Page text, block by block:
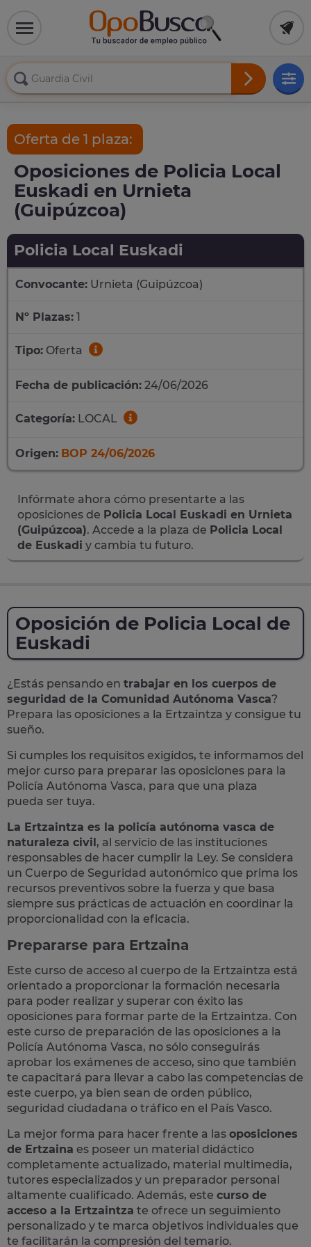
Oferta de 1 plaza:
Oposiciones de Policia Local
Euskadi en Urnieta
(Guipúzcoa)
Policia Local Euskadi
Convocante: Urnieta (Guipúzcoa)
Nº Plazas: 1
Tipo: Oferta
Fecha de publicación: 24/06/2026
Categoría: LOCAL
Origen: BOP 24/06/2026
Infórmate ahora cómo presentarte a las
oposiciones de Policia Local Euskadi en Urnieta
(Guipúzcoa). Accede a la plaza de Policia Local
de Euskadi y cambia tu futuro.
Oposición de Policia Local de
Euskadi
¿Estás pensando en trabajar en los cuerpos de
seguridad de la Comunidad Autónoma Vasca?
Prepara las oposiciones a la Ertzaintza y consigue tu
sueño.
Si cumples los requisitos exigidos, te informamos del
mejor curso para preparar las oposiciones para la
Policía Autónoma Vasca, para que una plaza
pueda ser tuya.
La Ertzaintza es la policía autónoma vasca de
naturaleza civil, al servicio de las instituciones
responsables de hacer cumplir la Ley. Se considera
un Cuerpo de Seguridad autonómico que prima los
recursos preventivos sobre la fuerza y que basa
siempre sus prácticas de actuación en coordinar la
proporcionalidad con la eficacia.
Prepararse para Ertzaina
Este curso de acceso al cuerpo de la Ertzaintza está
orientado a proporcionar la formación necesaria
para poder realizar y superar con éxito las
oposiciones para formar parte de la Ertzaintza. Con
este curso de preparación de las oposiciones a la
Policía Autónoma Vasca, no sólo conseguirás
aprobar los exámenes de acceso, sino que también
te capacitará para llevar a cabo las competencias de
este cuerpo, ya bien sean de orden público,
seguridad ciudadana o tráfico en el País Vasco.
La mejor forma para hacer frente a las oposiciones
de Ertzaina es poseer un material didáctico
completamente actualizado, material multimedia,
tutores especializados y un preparador personal
altamente cualificado. Además, este curso de
acceso a la Ertzaintza te ofrece un seguimiento
personalizado y te marca objetivos individuales que
te facilitarán la compresión del temario.